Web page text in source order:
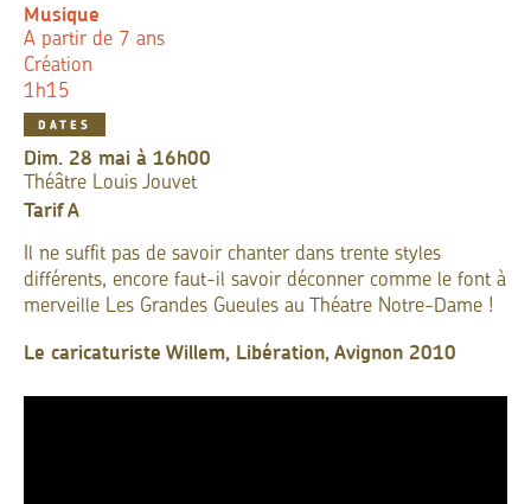
Musique
A partir de 7 ans
Création
1h15
DATES
dim. 28 mai à 16h00
Théâtre Louis Jouvet
TarifA
Il ne suffit pas de savoir chanter dans trente styles
différents, encore faut-il savoir déconner comme le font à
merveille Les Grandes Gueules au Théatre Notre-Dame !
Le caricaturiste Willem, Libération, Avignon 2010